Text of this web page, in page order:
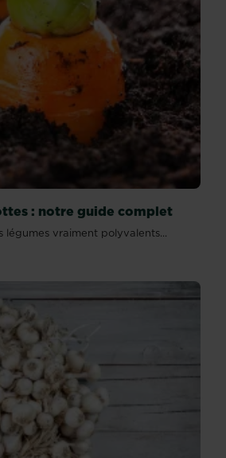
: notre guide complet
vraiment polyvalents...
des carottes : notre guide complet